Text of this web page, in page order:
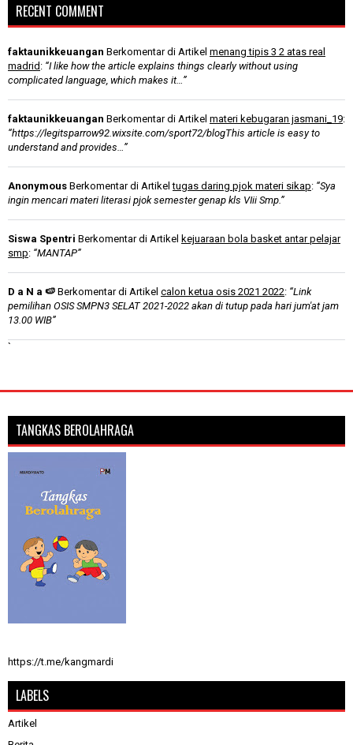
RECENT COMMENT
faktaunikkeuangan Berkomentar di Artikel menang tipis 3 2 atas real
madrid : “I like how the article explains things clearly without using
complicated language, which makes it…”
faktaunikkeuangan Berkomentar di Artikel materi kebugaran jasmani_19:
“https://legitsparrow92.wixsite.com/sport72/blogThis article is easy to
understand and provides…”
Anonymous Berkomentar di Artikeltugas daring pjok materi sikap: “Sya
ingin mencari materi literasi pjok semester genap kls VIii Smp.”
Siswa Spentri Berkomentar di Artikel kejuaraan bola basket antar pelajar
smp: “MANTAP”
D a N a 🍉 Berkomentar di Artikel calon ketua osis 2021 2022: “Link
pemilihan OSIS SMPN3 SELAT 2021-2022 akan di tutup pada hari jum'at jam
13.00 WIB”
`
TANGKAS BEROLAHRAGA
https://t.me/kangmardi
LABELS
Artikel